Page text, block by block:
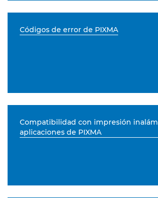
Códigos de error de PIXMA
Compatibilidad con impresión
aplicaciones de PIXMA